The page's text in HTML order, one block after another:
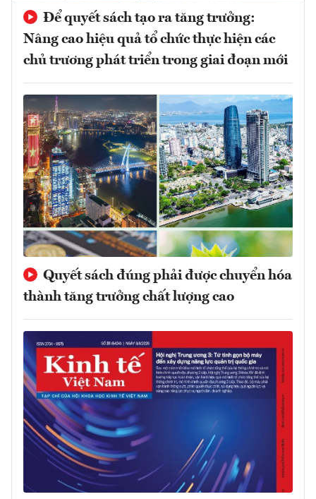
Để quyết sách tạo ra tăng trưởng:
Nâng cao hiệu quả tổ chức thực hiện các
chủ trương phát triển trong giai đoạn mới
Quyết sách đúng phải được chuyển hóa
thành tăng trưởng chất lượng cao